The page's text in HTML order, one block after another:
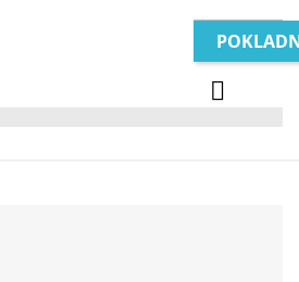
